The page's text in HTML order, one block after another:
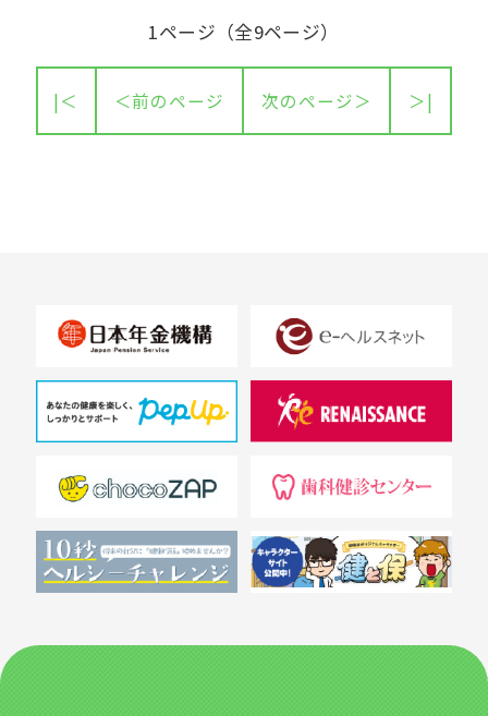
1ページ（全9ページ）
|＜ ＜前のページ 次のページ＞ ＞|